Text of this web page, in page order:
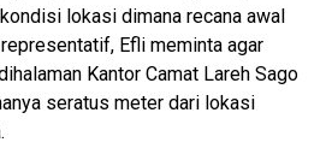
lokasi dimana recana awal
Efli meminta agar
Kantor Camat Lareh Sago
seratus meter dari lokasi